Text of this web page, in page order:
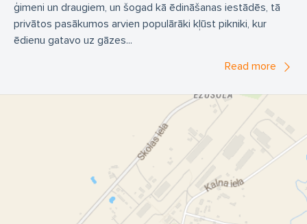
ģimeni un draugiem, un šogad kā ēdināšanas iestādēs, tā
privātos pasākumos arvien populārāki kļūst pikniki, kur
ēdienu gatavo uz gāzes...
Read more